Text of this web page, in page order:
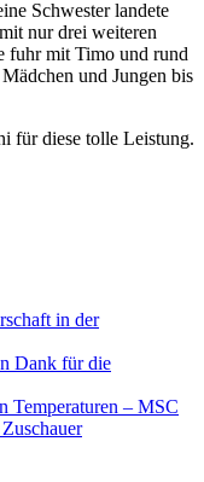
Schwester landete
nur drei weiteren
fuhr mit Timo und rund
und Jungen bis
für diese tolle Leistung.
in der
Dank für die
Temperaturen – MSC